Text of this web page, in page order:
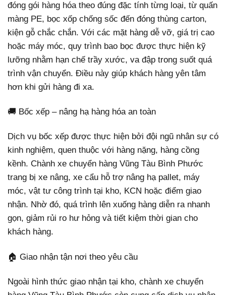
đóng gói hàng hóa theo đúng đặc tính từng loại, từ quấn
màng PE, bọc xốp chống sốc đến đóng thùng carton,
kiện gỗ chắc chắn. Với các mặt hàng dễ vỡ, giá trị cao
hoặc máy móc, quy trình bao bọc được thực hiện kỹ
lưỡng nhằm hạn chế trầy xước, va đập trong suốt quá
trình vận chuyển. Điều này giúp khách hàng yên tâm
hơn khi gửi hàng đi xa.
🚚 Bốc xếp – nâng hạ hàng hóa an toàn
Dịch vụ bốc xếp được thực hiện bởi đội ngũ nhân sự có
kinh nghiệm, quen thuộc với hàng nặng, hàng cồng
kềnh. Chành xe chuyển hàng Vũng Tàu Bình Phước
trang bị xe nâng, xe cẩu hỗ trợ nâng hạ pallet, máy
móc, vật tư công trình tại kho, KCN hoặc điểm giao
nhận. Nhờ đó, quá trình lên xuống hàng diễn ra nhanh
gọn, giảm rủi ro hư hỏng và tiết kiệm thời gian cho
khách hàng.
🏠 Giao nhận tận nơi theo yêu cầu
Ngoài hình thức giao nhận tại kho, chành xe chuyển